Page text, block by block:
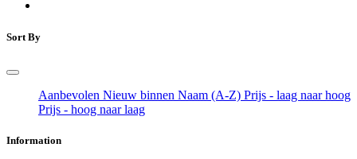
Sort By
Aanbevolen Nieuw binnen Naam (A-Z) Prijs - laag naar hoog
Prijs - hoog naar laag
Information